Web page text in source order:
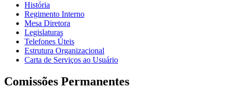
História
Regimento Interno
Mesa Diretora
Legislaturas
Telefones Úteis
Estrutura Organizacional
Carta de Serviços ao Usuário
Comissões Permanentes